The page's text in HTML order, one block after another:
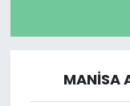
MANİSA